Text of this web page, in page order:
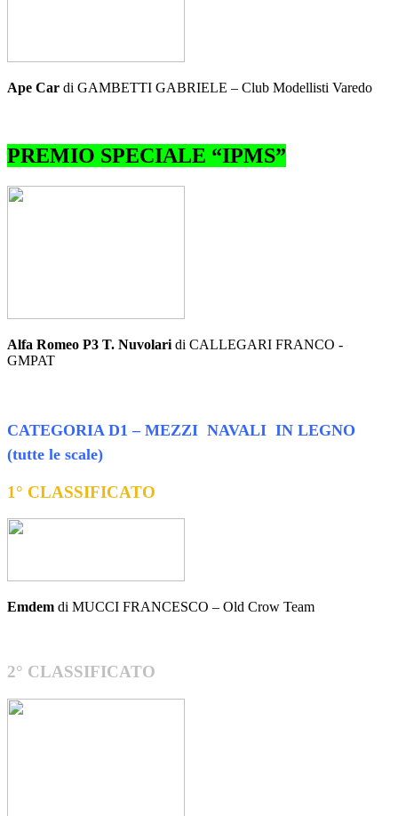
Ape Car di GAMBETTI GABRIELE – Club Modellisti Varedo
PREMIO SPECIALE “IPMS”
Alfa Romeo P3 T. Nuvolari di CALLEGARI FRANCO -
GMPAT
CATEGORIA D1 – MEZZI NAVALI IN LEGNO
(tutte le scale)
1° CLASSIFICATO
Emdem di MUCCI FRANCESCO – Old Crow Team
2° CLASSIFICATO